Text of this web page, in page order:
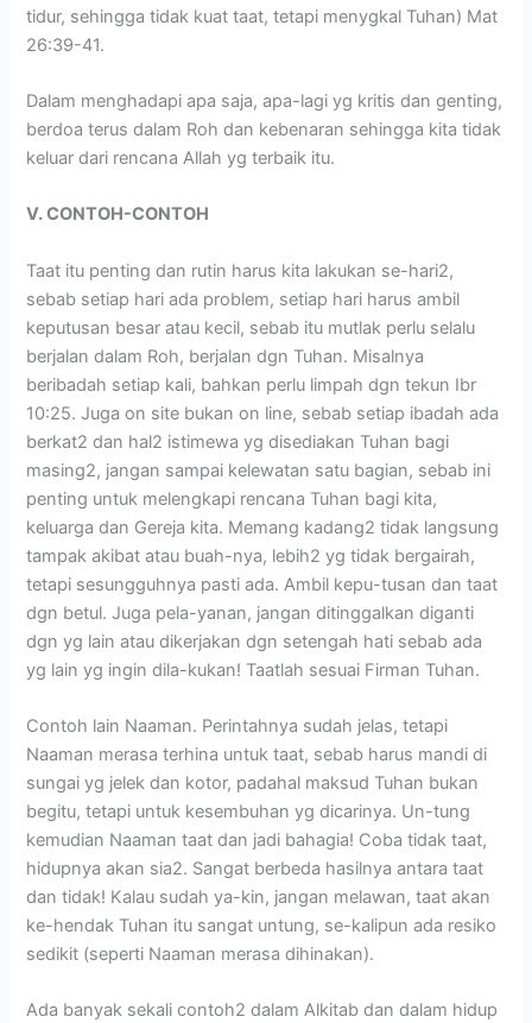
tidur, sehingga tidak kuat taat, tetapi menygkal Tuhan) Mat
26:39-41.
Dalam menghadapi apa saja, apa-lagi yg kritis dan genting,
berdoa terus dalam Roh dan kebenaran sehingga kita tidak
keluar dari rencana Allah yg terbaik itu.
V. CONTOH-CONTOH
Taat itu penting dan rutin harus kita lakukan se-hari2,
sebab setiap hari ada problem, setiap hari harus ambil
keputusan besar atau kecil, sebab itu mutlak perlu selalu
berjalan dalam Roh, berjalan dgn Tuhan. Misalnya
beribadah setiap kali, bahkan perlu limpah dgn tekun Ibr
10:25. Juga on site bukan on line, sebab setiap ibadah ada
berkat2 dan hal2 istimewa yg disediakan Tuhan bagi
masing2, jangan sampai kelewatan satu bagian, sebab ini
penting untuk melengkapi rencana Tuhan bagi kita,
keluarga dan Gereja kita. Memang kadang2 tidak langsung
tampak akibat atau buah-nya, lebih2 yg tidak bergairah,
tetapi sesungguhnya pasti ada. Ambil kepu-tusan dan taat
dgn betul. Juga pela-yanan, jangan ditinggalkan diganti
dgn yg lain atau dikerjakan dgn setengah hati sebab ada
yg lain yg ingin dila-kukan! Taatlah sesuai Firman Tuhan.
Contoh lain Naaman. Perintahnya sudah jelas, tetapi
Naaman merasa terhina untuk taat, sebab harus mandi di
sungai yg jelek dan kotor, padahal maksud Tuhan bukan
begitu, tetapi untuk kesembuhan yg dicarinya. Un-tung
kemudian Naaman taat dan jadi bahagia! Coba tidak taat,
hidupnya akan sia2. Sangat berbeda hasilnya antara taat
dan tidak! Kalau sudah ya-kin, jangan melawan, taat akan
ke-hendak Tuhan itu sangat untung, se-kalipun ada resiko
sedikit (seperti Naaman merasa dihinakan).
Ada banyak sekali contoh2 dalam Alkitab dan dalam hidup